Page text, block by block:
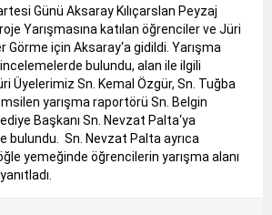
Günü Aksaray Kılıçarslan Peyzaj
Yarışmasına katılan öğrenciler ve Jüri
Görme için Aksaray‘a gidildi. Yarışma
bulundu, alan ile ilgili
Üyelerimiz Sn. Kemal Özgür, Sn. Tuğba
yarışma raportörü Sn. Belgin
Başkanı Sn. Nevzat Palta‘ya
bulundu. Sn. Nevzat Palta ayrıca
yemeğinde öğrencilerin yarışma alanı